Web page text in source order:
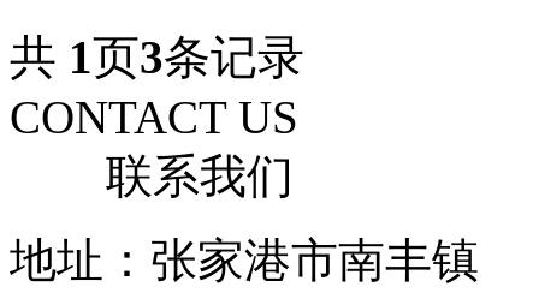
共 1页3条记录
CONTACT US
联系我们
地址：张家港市南丰镇